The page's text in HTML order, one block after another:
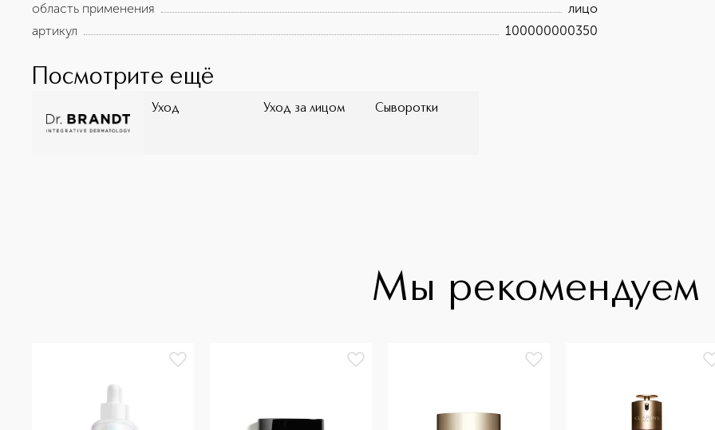
область применения
лицо
артикул
100000000350
Посмотрите ещё
Уход Уход за лицом Сыворотки
Мы рекомендуем